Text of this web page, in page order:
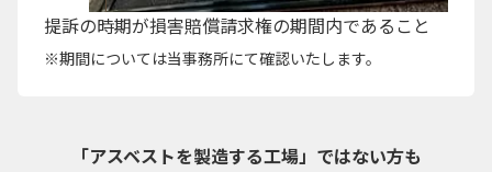
提訴の時期が損害賠償請求権の期間内であること
期間については当事務所にて確認いたします。
「アスベストを製造する工場」ではない方も